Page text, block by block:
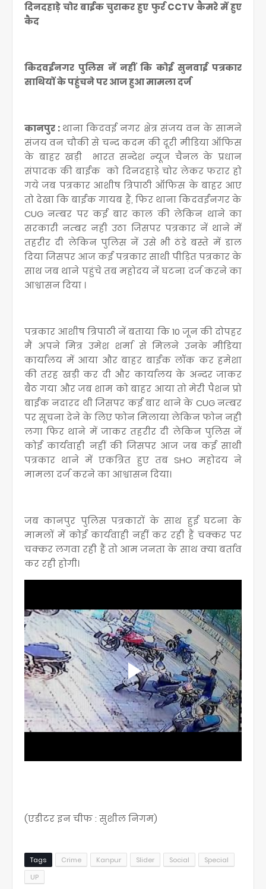
दिनदहाड़े चोर बाईक चुराकर हुए फुर्र CCTV कैमरे में हुए
कैद
किदवईनगर पुलिस नें नहीं कि कोई सुनवाई पत्रकार
साथियों के पहुंचने पर आज हुआ मामला दर्ज
कानपुर : थाना किदवई नगर क्षेत्र संजय वन के सामने
संजय वन चौकी से चन्द कदम की दूरी मीडिया ऑफिस
के बाहर खड़ी भारत सन्देश न्यूज चैनल के प्रधान
संपादक की बाईक को दिनदहाड़े चोर लेकर फरार हो
गये जब पत्रकार आशीष त्रिपाठी ऑफिस के बाहर आए
तो देखा कि बाईक गायब हैं, फिर थाना किदवईनगर के
CUG नम्बर पर कई बार काल की लेकिन थाने का
सरकारी नम्बर नही उठा जिसपर पत्रकार नें थाने में
तहरीर दी लेकिन पुलिस नें उसे भी ठंडे बस्ते में डाल
दिया जिसपर आज कई पत्रकार साथी पीड़ित पत्रकार के
साथ जब थाने पहुंचे तब महोदय नें घटना दर्ज करने का
आश्वासन दिया ।
पत्रकार आशीष त्रिपाठी नें बताया कि 10 जून की दोपहर
मैं अपने मित्र उमेश शर्मा से मिलने उनके मीडिया
कार्यालय में आया और बाहर बाईक लॉक कर हमेशा
की तरह खड़ी कर दी और कार्यालय के अन्दर जाकर
बैठ गया और जब शाम को बाहर आया तो मेरी पैशन प्रो
बाईक नदारद थी जिसपर कई बार थाने के CUG नम्बर
पर सूचना देने के लिए फोन मिलाया लेकिन फोन नही
लगा फिर थाने में जाकर तहरीर दी लेकिन पुलिस नें
कोई कार्यवाही नहीं की जिसपर आज जब कई साथी
पत्रकार थाने में एकत्रित हुए तब SHO महोदय ने
मामला दर्ज करने का आश्वासन दिया।
जब कानपुर पुलिस पत्रकारों के साथ हुई घटना के
मामलों में कोई कार्यवाही नहीं कर रही हैं चक्कर पर
चक्कर लगवा रही हैं तो आम जनता के साथ क्या बर्ताव
कर रही होगी।
(एडीटर इन चीफ : सुशील निगम)
Tags Crime Kanpur Slider Social
Special
UP